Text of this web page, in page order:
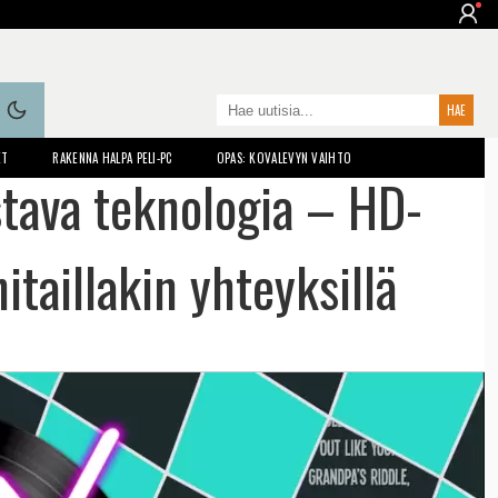
RAKENNA HALPA PELI-PC OPAS: KOVALEVYN VAIHTO
teknologia – HD-
yhteyksillä